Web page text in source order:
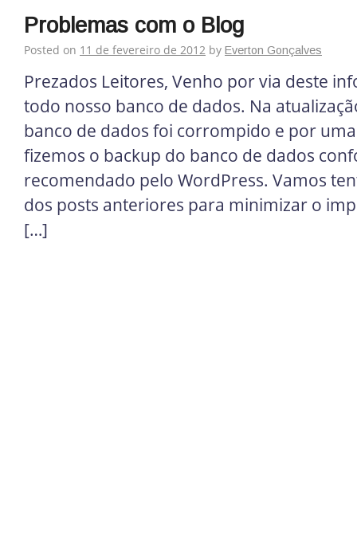
Problemas com o Blog
Posted on 11 de fevereiro de 2012 by Everton Gonçalves
Prezados Leitores, Venho por via deste
todo nosso banco de dados. Na
banco de dados foi corrompido e por
fizemos o backup do banco de dados
recomendado pelo WordPress. Vamos
dos posts anteriores para minimizar o
[…]